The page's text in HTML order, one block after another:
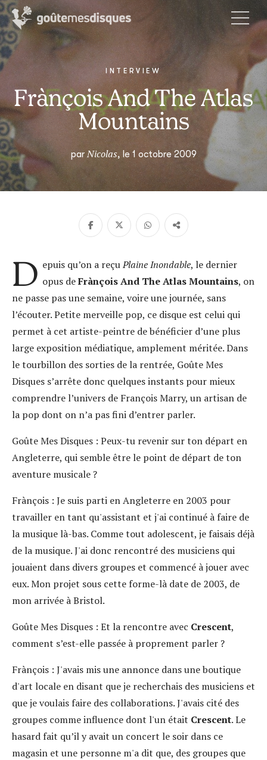
INTERVIEW
Frànçois And The Atlas
Mountains
parNicolas, le 1 octobre 2009
D epuis qu’on a reçuPlaine Inondable, le dernier
opus deFrànçois And The Atlas Mountains, on
ne passe pas une semaine, voire une journée, sans
l’écouter. Petite merveille pop, ce disque est celui qui
permet à cet artiste-peintre de bénéficier d’une plus
large exposition médiatique, amplement méritée. Dans
le tourbillon des sorties de la rentrée, Goûte Mes
Disques s’arrête donc quelques instants pour mieux
comprendre l’univers de François Marry, un artisan de
la pop dont on n’a pas fini d’entrer parler.
Goûte Mes Disques : Peux-tu revenir sur ton départ en
Angleterre, qui semble être le point de départ de ton
aventure musicale ?
Frànçois : Je suis parti en Angleterre en 2003 pour
travailler en tant qu'assistant et j'ai continué à faire de
la musique là-bas. Comme tout adolescent, je faisais déjà
de la musique. J'ai donc rencontré des musiciens qui
jouaient dans divers groupes et commencé à jouer avec
eux. Mon projet sous cette forme-là date de 2003, de
mon arrivée à Bristol.
Goûte Mes Disques : Et la rencontre avec Crescent,
comment s’est-elle passée à proprement parler ?
Frànçois : J'avais mis une annonce dans une boutique
d'art locale en disant que je recherchais des musiciens et
que je voulais faire des collaborations. J'avais cité des
groupes comme influence dont l'un était Crescent. Le
hasard fait qu’il y avait un concert le soir dans ce
magasin et une personne m'a dit que, des groupes que